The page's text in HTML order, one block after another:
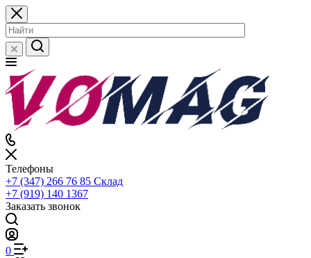
Телефоны
+7 (347) 266 76 85 Склад
+7 (919) 140 1367
Заказать звонок
0